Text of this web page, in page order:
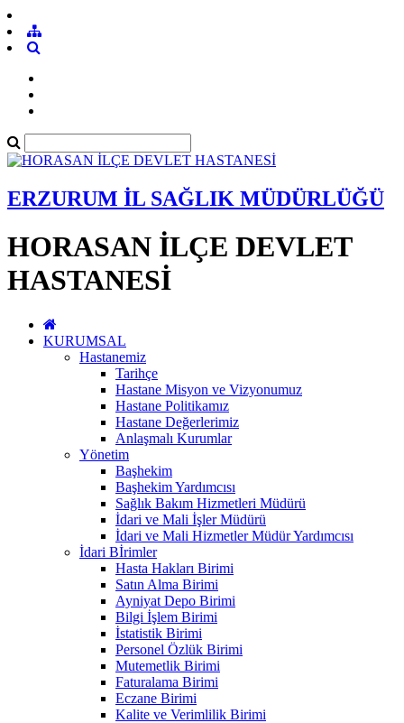
ERZURUM İL SAĞLIK MÜDÜRLÜĞÜ
HORASAN İLÇE DEVLET
HASTANESİ
KURUMSAL
Hastanemiz
Tarihçe
Hastane Misyon ve Vizyonumuz
Hastane Politikamız
Hastane Değerlerimiz
Anlaşmalı Kurumlar
Yönetim
Başhekim
Başhekim Yardımcısı
Sağlık Bakım Hizmetleri Müdürü
İdari ve Mali İşler Müdürü
İdari ve Mali Hizmetler Müdür Yardımcısı
İdari Bİrimler
Hasta Hakları Birimi
Satın Alma Birimi
Ayniyat Depo Birimi
Bilgi İşlem Birimi
İstatistik Birimi
Personel Özlük Birimi
Mutemetlik Birimi
Faturalama Birimi
Eczane Birimi
Kalite ve Verimlilik Birimi